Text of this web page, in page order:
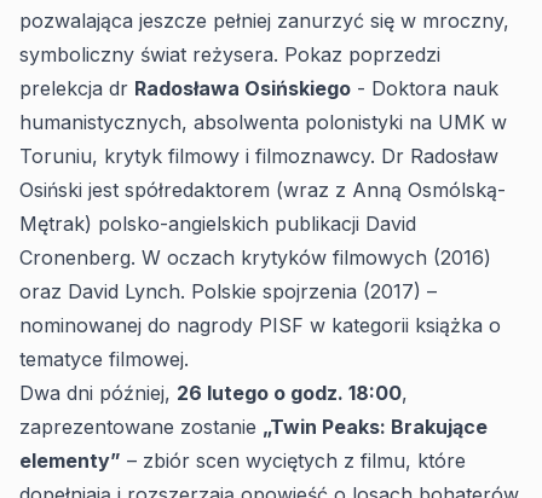
pozwalająca jeszcze pełniej zanurzyć się w mroczny,
symboliczny świat reżysera. Pokaz poprzedzi
prelekcja dr Radosława Osińskiego - Doktora nauk
humanistycznych, absolwenta polonistyki na UMK w
Toruniu, krytyk filmowy i filmoznawcy. Dr Radosław
Osiński jest spółredaktorem (wraz z Anną Osmólską-
Mętrak) polsko-angielskich publikacji David
Cronenberg. W oczach krytyków filmowych (2016)
oraz David Lynch. Polskie spojrzenia (2017) –
nominowanej do nagrody PISF w kategorii książka o
tematyce filmowej.
Dwa dni później, 26 lutego o godz. 18:00,
zaprezentowane zostanie „Twin Peaks: Brakujące
elementy” – zbiór scen wyciętych z filmu, które